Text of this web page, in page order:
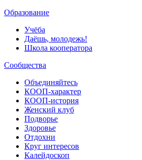
Образование
Учёба
Даёшь, молодежь!
Школа кооператора
Сообщества
Объединяйтесь
КООП-характер
КООП-история
Женский клуб
Подворье
Здоровье
Отдохни
Круг интересов
Калейдоскоп